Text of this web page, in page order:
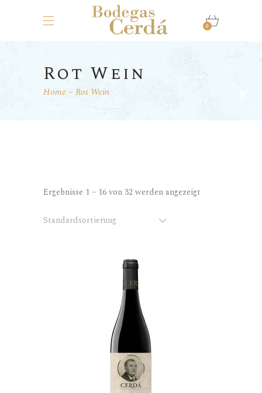
0
Rot Wein
Home Rot Wein
Ergebnisse 1 – 16 von 32 werden angezeigt
Standardsortierung